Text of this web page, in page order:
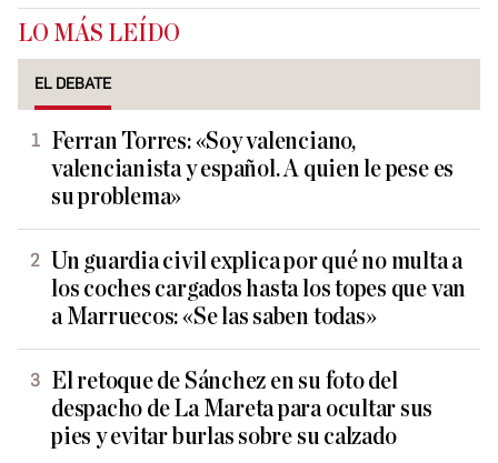
LO MÁS LEÍDO
EL DEBATE
Ferran Torres: «Soy valenciano,
valencianista y español. A quien le pese es
su problema»
Un guardia civil explica por qué no multa a
los coches cargados hasta los topes que van
a Marruecos: «Se las saben todas»
El retoque de Sánchez en su foto del
despacho de La Mareta para ocultar sus
pies y evitar burlas sobre su calzado